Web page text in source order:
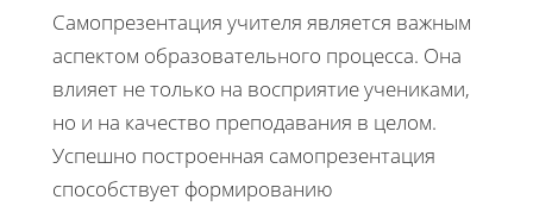
Самопрезентация учителя является важным
аспектом образовательного процесса. Она
влияет не только на восприятие учениками,
но и на качество преподавания в целом.
Успешно построенная самопрезентация
способствует формированию